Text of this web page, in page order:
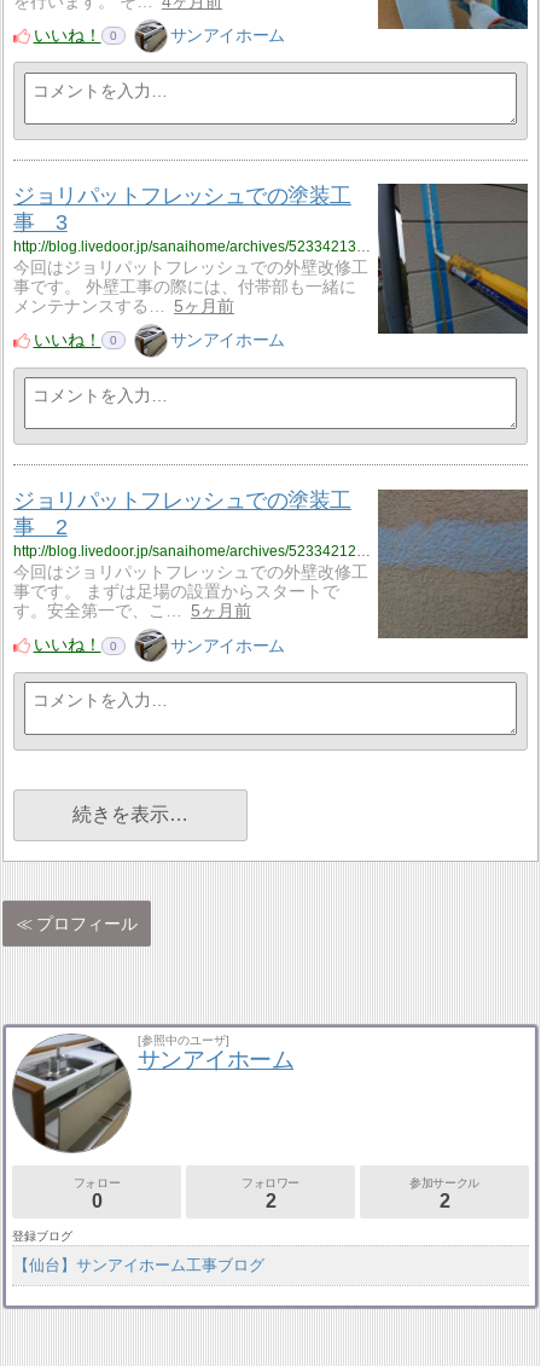
いいね！
0 サンアイホーム
ジョリパットフレッシュでの塗装工
事 3
http://blog.livedoor.jp/sanaihome/archives/52334213.html
今回はジョリパットフレッシュでの外壁改修工
事です。 外壁工事の際には、付帯部も一緒に
メンテナンスする…
5ヶ月前
いいね！
0 サンアイホーム
ジョリパットフレッシュでの塗装工
事 2
http://blog.livedoor.jp/sanaihome/archives/52334212.html
今回はジョリパットフレッシュでの外壁改修工
事です。 まずは足場の設置からスタートで
す。安全第一で、こ…
5ヶ月前
いいね！
0 サンアイホーム
続きを表示…
プロフィール
[参照中のユーザ]
サンアイホーム
フォロー
0
フォロワー
2
参加サークル
2
登録ブログ
【仙台】サンアイホーム工事ブログ